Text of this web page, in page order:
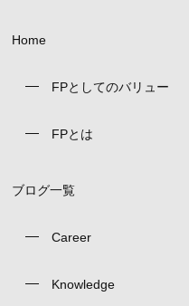
Home
FPとしてのバリュー
FPとは
ブログ一覧
Career
Knowledge